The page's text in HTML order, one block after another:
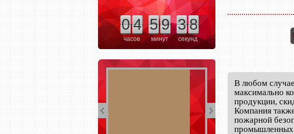
В любом
максимально
продукции,
Компания
пожарной
промышленных
04
часов
59
минут
37
секунд